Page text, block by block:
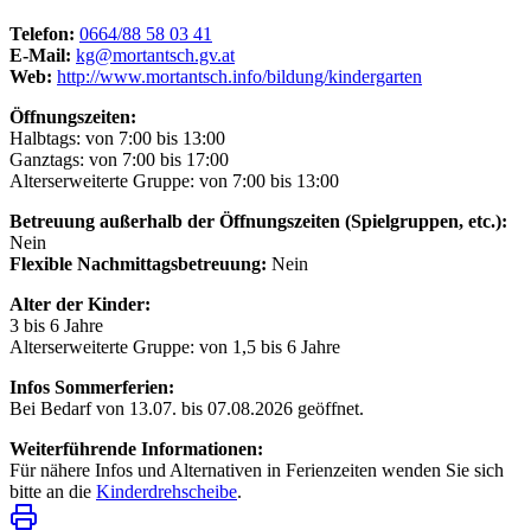
Telefon: 0664/88 58 03 41
E-Mail: kg@mortantsch.gv.at
Web: http://www.mortantsch.info/bildung/kindergarten
Öffnungszeiten:
Halbtags: von 7:00 bis 13:00
Ganztags: von 7:00 bis 17:00
Alterserweiterte Gruppe: von 7:00 bis 13:00
Betreuung außerhalb der Öffnungszeiten (Spielgruppen, etc.):
Nein
Flexible Nachmittagsbetreuung: Nein
Alter der Kinder:
3 bis 6 Jahre
Alterserweiterte Gruppe: von 1,5 bis 6 Jahre
Infos Sommerferien:
Bei Bedarf von 13.07. bis 07.08.2026 geöffnet.
Weiterführende Informationen:
Für nähere Infos und Alternativen in Ferienzeiten wenden Sie sich
bitte an die Kinderdrehscheibe.